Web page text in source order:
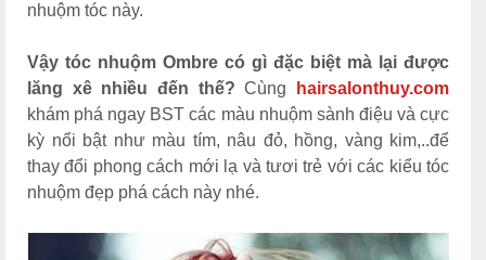
nhuộm tóc này.
Vậy tóc nhuộm Ombre có gì đặc biệt mà lại được
lăng xê nhiều đến thế? Cùng
hairsalonthuy.com
khám phá ngay BST các màu nhuộm sành điệu và cực
kỳ nổi bật như màu tím, nâu đỏ, hồng, vàng kim,..để
thay đổi phong cách mới lạ và tươi trẻ với các kiểu tóc
nhuộm đẹp phá cách này nhé.